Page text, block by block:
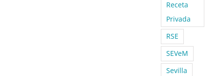
Receta
Privada
RSE
SEVeM
Sevilla